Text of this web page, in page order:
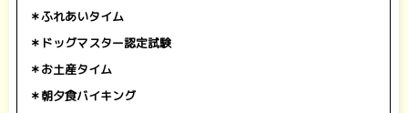
＊ふれあいタイム
＊ドッグマスター認定試験
＊お土産タイム
＊朝夕食バイキング